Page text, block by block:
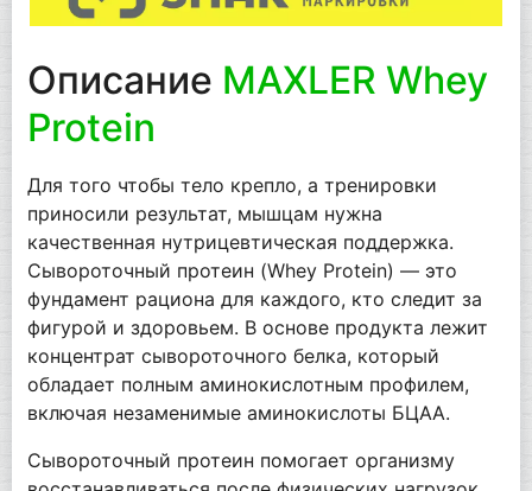
Описание MAXLER Whey
Protein
Для того чтобы тело крепло, а тренировки
приносили результат, мышцам нужна
качественная нутрицевтическая поддержка.
Сывороточный протеин (Whey Protein) — это
фундамент рациона для каждого, кто следит за
фигурой и здоровьем. В основе продукта лежит
концентрат сывороточного белка, который
обладает полным аминокислотным профилем,
включая незаменимые аминокислоты БЦАА.
Сывороточный протеин помогает организму